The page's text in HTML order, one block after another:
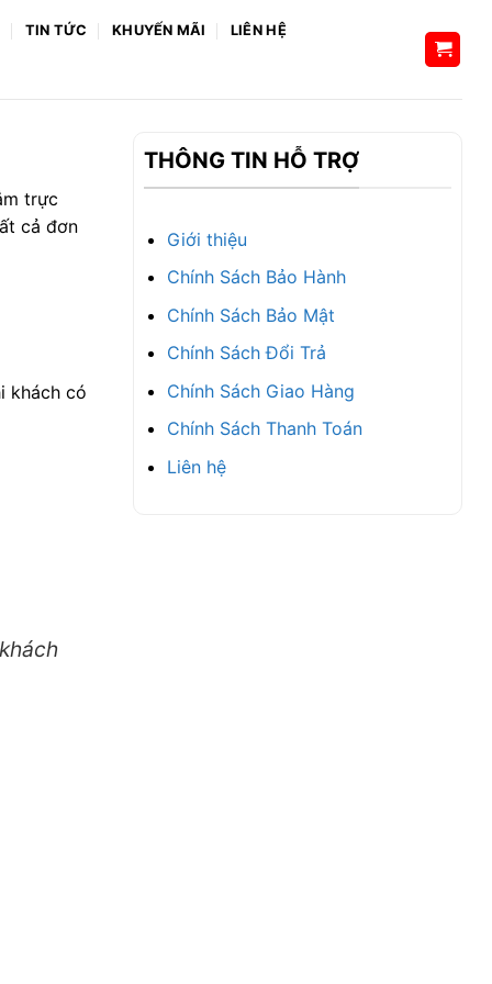
TIN TỨC KHUYẾN MÃI
LIÊN HỆ
trực
cả đơn
khách có
THÔNG TIN HỖ TRỢ
Giới thiệu
Chính Sách Bảo Hành
Chính Sách Bảo Mật
Chính Sách Đổi Trả
Chính Sách Giao Hàng
Chính Sách Thanh Toán
Liên hệ